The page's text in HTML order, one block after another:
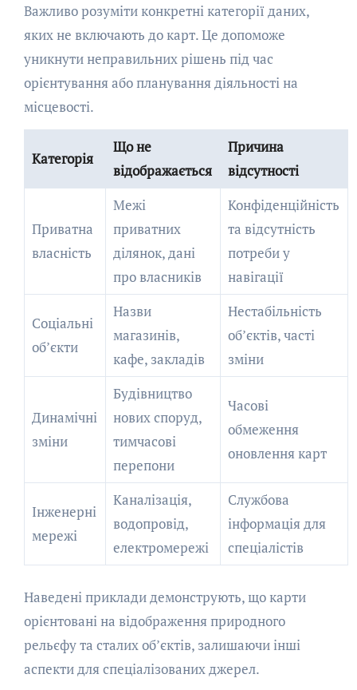
Важливо розуміти конкретні категорії даних,
яких не включають до карт. Це допоможе
уникнути неправильних рішень під час
орієнтування або планування діяльності на
місцевості.
Категорія
Що не
відображається
Причина
відсутності
Приватна
власність
Межі
приватних
ділянок, дані
про власників
Конфіденційність
та відсутність
потреби у
навігації
Соціальні
об’єкти
Назви
магазинів,
кафе, закладів
Нестабільність
об’єктів, часті
зміни
Динамічні
зміни
Будівництво
нових споруд,
тимчасові
перепони
Часові
обмеження
оновлення карт
Інженерні
мережі
Каналізація,
водопровід,
електромережі
Службова
інформація для
спеціалістів
Наведені приклади демонструють, що карти
орієнтовані на відображення природного
рельєфу та сталих об’єктів, залишаючи інші
аспекти для спеціалізованих джерел.